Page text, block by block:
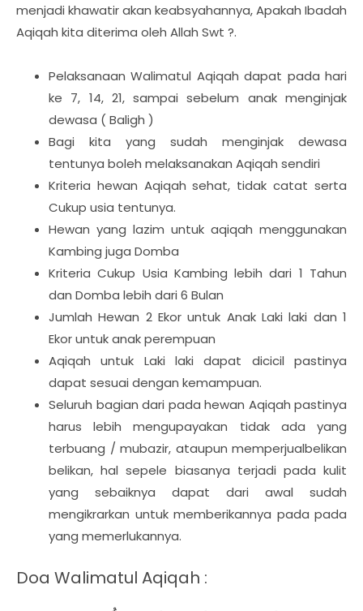
menjadi khawatir akan keabsyahannya, Apakah Ibadah
Aqiqah kita diterima oleh Allah Swt ?.
Pelaksanaan Walimatul Aqiqah dapat pada hari
ke 7, 14, 21, sampai sebelum anak menginjak
dewasa ( Baligh )
Bagi kita yang sudah menginjak dewasa
tentunya boleh melaksanakan Aqiqah sendiri
Kriteria hewan Aqiqah sehat, tidak catat serta
Cukup usia tentunya.
Hewan yang lazim untuk aqiqah menggunakan
Kambing juga Domba
Kriteria Cukup Usia Kambing lebih dari 1 Tahun
dan Domba lebih dari 6 Bulan
Jumlah Hewan 2 Ekor untuk Anak Laki laki dan 1
Ekor untuk anak perempuan
Aqiqah untuk Laki laki dapat dicicil pastinya
dapat sesuai dengan kemampuan.
Seluruh bagian dari pada hewan Aqiqah pastinya
harus lebih mengupayakan tidak ada yang
terbuang / mubazir, ataupun memperjualbelikan
belikan, hal sepele biasanya terjadi pada kulit
yang sebaiknya dapat dari awal sudah
mengikrarkan untuk memberikannya pada pada
yang memerlukannya.
Doa Walimatul Aqiqah :